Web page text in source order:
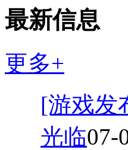
最新信息
更多+
[游戏发
光临07-